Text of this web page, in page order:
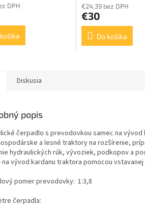
DPH €24,39 bez DPH
€30
Do košíka
Diskusia
popis
čerpadlo s prevodovkou samec na vývod
a lesné traktory na rozšírenie,
hydraulických rúk, vývoziek, podkopov a
na vývod kardanu traktora pomocou
pomer prevodovky: 1:3,8
čerpadla: